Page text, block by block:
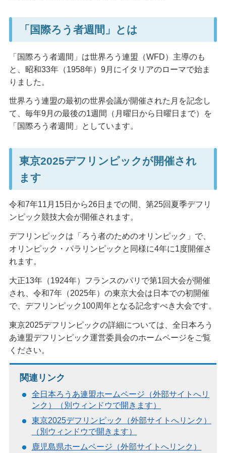
「国際ろう者週間」とは
「国際ろう者週間」は世界ろう連盟（WFD）主導のも
と、昭和33年（1958年）9月にイタリアのローマで始ま
りました。
世界ろう連盟の最初の世界会議が開催された月を記念し
て、毎年9月の最後の1週間（月曜日から日曜日まで）を
「国際ろう者週間」としています。
東京2025デフリンピックが開催され
ます
令和7年11月15日から26日までの間、第25回夏季デフリ
ンピック競技大会が開催されます。
デフリンピックは「ろう者のためのオリンピック」で、
オリンピック・パラリンピックと同様に4年に1度開催さ
れます。
大正13年（1924年）フランスのパリで第1回大会が開催
され、令和7年（2025年）の東京大会は日本での初開催
で、デフリンピック100周年となる記念すべき大会です。
東京2025デフリンピックの詳細については、全日本ろう
あ連盟デフリンピック運営委員会のホームページをご覧
ください。
関連リンク
全日本ろうあ連盟ホームページ（外部サイトへリ
ンク）（別ウィンドウで開きます）
東京2025デフリンピック（外部サイトへリンク）
（別ウィンドウで開きます）
鹿児島県ホームページ（外部サイトへリンク）